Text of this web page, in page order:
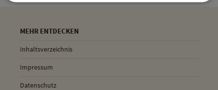
MEHR ENTDECKEN
Inhaltsverzeichnis
Impressum
Datenschutz